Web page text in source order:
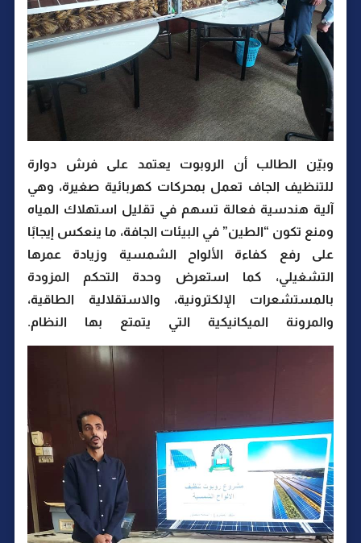
وبيّن الطالب أن الروبوت يعتمد على فرش دوارة
للتنظيف الجاف تعمل بمحركات كهربائية صغيرة، وهي
آلية هندسية فعالة تسهم في تقليل استهلاك المياه
ومنع تكون “الطين” في البيئات الجافة، ما ينعكس إيجابًا
على رفع كفاءة الألواح الشمسية وزيادة عمرها
التشغيلي، كما استعرض وحدة التحكم المزودة
بالمستشعرات الإلكترونية، والاستقلالية الطاقية،
والمرونة الميكانيكية التي يتمتع بها النظام.